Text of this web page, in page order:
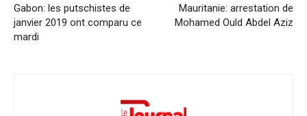
Gabon: les putschistes de
janvier 2019 ont comparu ce
mardi
Mauritanie: arrestation de
Mohamed Ould Abdel Aziz